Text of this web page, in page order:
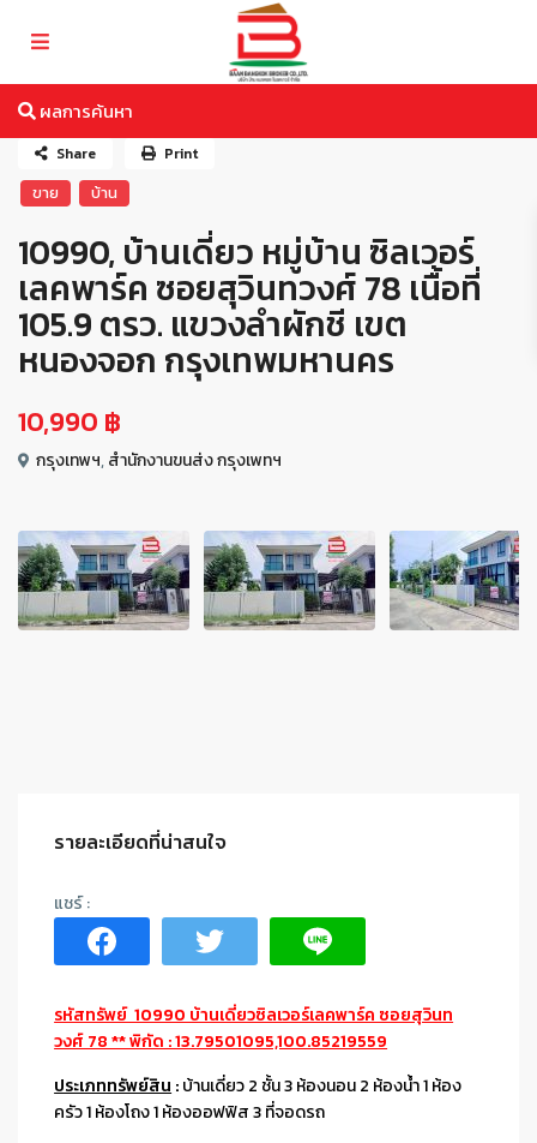
ผลการค้นหา
ขาย บ้าน
10990, บ้านเดี่ยว หมู่บ้าน ซิลเวอร์
เลคพาร์ค ซอยสุวินทวงศ์ 78 เนื้อที่
105.9 ตรว. แขวงลำผักชี เขต
หนองจอก กรุงเทพมหานคร
10,990 ฿
กรุงเทพฯ,สำนักงานขนส่ง กรุงเพทฯ
Share Print
รายละเอียดที่น่าสนใจ
รหัสทรัพย์ 10990 บ้านเดี่ยวซิลเวอร์เลคพาร์ค ซอยสุวินท
วงศ์ 78 ** พิกัด : 13.79501095,100.85219559
ประเภททรัพย์สิน :บ้านเดี่ยว 2 ชั้น 3 ห้องนอน 2 ห้องน้ำ 1 ห้อง
ครัว 1 ห้องโถง 1 ห้องออฟฟิส 3 ที่จอดรถ